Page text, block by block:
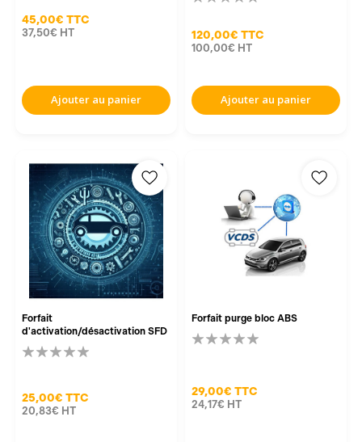
45,00€ TTC
37,50€ HT
Ajouter au panier
120,00€ TTC
100,00€ HT
Ajouter au panier
Forfait
d'activation/désactivation SFD
25,00€ TTC
20,83€ HT
Forfait purge bloc ABS
29,00€ TTC
24,17€ HT